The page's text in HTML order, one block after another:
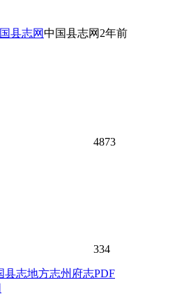
中国县志网 2年前
4873
334